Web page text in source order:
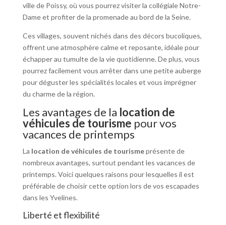
ville de Poissy, où vous pourrez visiter la collégiale Notre-
Dame et profiter de la promenade au bord de la Seine.
Ces villages, souvent nichés dans des décors bucoliques,
offrent une atmosphère calme et reposante, idéale pour
échapper au tumulte de la vie quotidienne. De plus, vous
pourrez facilement vous arrêter dans une petite auberge
pour déguster les spécialités locales et vous imprégner
du charme de la région.
Les avantages de la location de
véhicules de tourisme pour vos
vacances de printemps
La location de véhicules de tourismeprésente de
nombreux avantages, surtout pendant les vacances de
printemps. Voici quelques raisons pour lesquelles il est
préférable de choisir cette option lors de vos escapades
dans les Yvelines.
Liberté et flexibilité